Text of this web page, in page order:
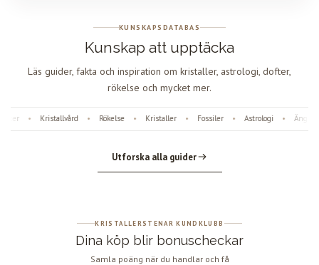
KUNSKAPSDATABAS
Kunskap att upptäcka
Läs guider, fakta och inspiration om kristaller, astrologi, dofter,
rökelse och mycket mer.
• Kristallvård Rökelse • Kristaller • Fossiler • Astrologi •
Utforska alla guider
KRISTALLERSTENAR KUNDKLUBB
Dina köp blir bonuscheckar
Samla poäng när du handlar och få